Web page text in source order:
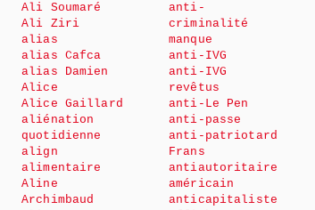
Ali Soumaré
Ali Ziri
alias
alias Cafca
alias Damien
Alice
Alice Gaillard
aliénation
quotidienne
align
alimentaire
Aline
Archimbaud
anti-
criminalité
manque
anti-IVG
anti-IVG
revêtus
anti-Le Pen
anti-passe
anti-patriotard
Frans
antiautoritaire
américain
anticapitaliste